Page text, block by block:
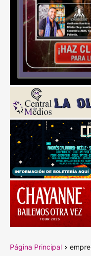
Página Principal